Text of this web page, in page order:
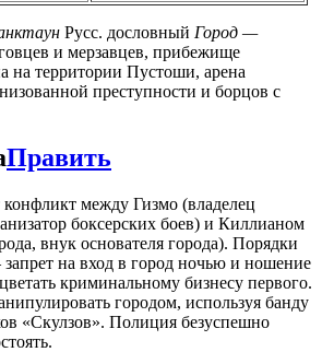
Русс. дословный Город —
и мерзавцев, прибежище
на территории Пустоши, арена
преступности и борцов с
Править
конфликт между Гизмо (владелец
боксерских боев) и Киллианом
внук основателя города). Порядки
на вход в город ночью и ношение
криминальному бизнесу первого.
городом, используя банду
«Скулзов». Полиция безуспешно